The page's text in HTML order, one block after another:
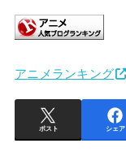
アニメランキング
ポスト シェア